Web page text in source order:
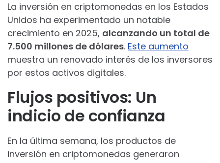
La inversión en criptomonedas en los Estados
Unidos ha experimentado un notable
crecimiento en 2025, alcanzando un total de
7.500 millones de dólares. Este aumento
muestra un renovado interés de los inversores
por estos activos digitales.
Flujos positivos: Un
indicio de confianza
En la última semana, los productos de
inversión en criptomonedas generaron